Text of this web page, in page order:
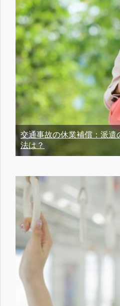
交通事故の休業補償：派遣
法は？